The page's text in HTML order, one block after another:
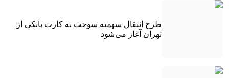
طرح انتقال سهمیه سوخت به کارت بانکی از
تهران آغاز می‌شود